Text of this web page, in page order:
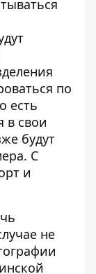
по
есть
в свои
будут
С
и
не